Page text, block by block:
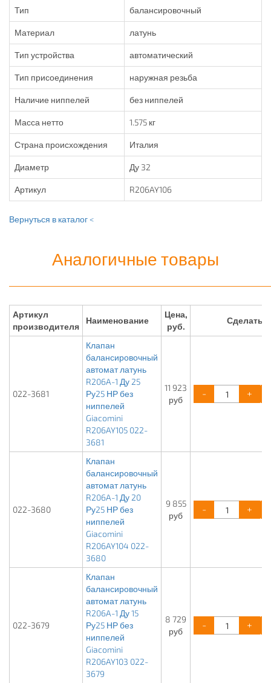
Тип балансировочный
Материал латунь
Тип устройства автоматический
Тип присоединения наружная резьба
Наличие ниппелей без ниппелей
Масса нетто 1.575 кг
Страна происхождения Италия
Диаметр Ду 32
Артикул R206AY106
Вернуться в каталог <
Аналогичные товары
Артикул
производителя
Наименование
Цена,
руб.
Сделать
022-3681
Клапан
балансировочный
автомат латунь
R206A-1 Ду 25
Ру25 НР без
ниппелей
Giacomini
R206AY105 022-
3681
11 923
руб
- +
022-3680
Клапан
балансировочный
автомат латунь
R206A-1 Ду 20
Ру25 НР без
ниппелей
Giacomini
R206AY104 022-
3680
9 855
руб
- +
022-3679
Клапан
балансировочный
автомат латунь
R206A-1 Ду 15
Ру25 НР без
ниппелей
Giacomini
R206AY103 022-
3679
8 729
руб
- +